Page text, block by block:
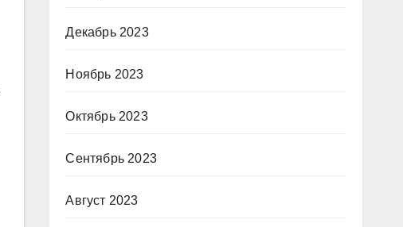
Декабрь 2023
Ноябрь 2023
Октябрь 2023
Сентябрь 2023
Август 2023